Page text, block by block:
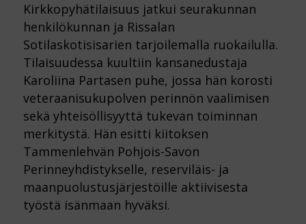
Kirkkopyhätilaisuus jatkui seurakunnan
henkilökunnan ja Rissalan
Sotilaskotisisarien tarjoilemalla ruokailulla.
Tilaisuudessa kuultiin kansanedustaja
Karoliina Partasen puhe, jossa hän korosti
veteraanisukupolven perinnön vaalimisen
sekä yhteisöllisyyttä tukevan toiminnan
merkitystä. Hän esitti kiitoksen
Tammenlehvän Pohjois-Savon
Perinneyhdistykselle, reserviläis- ja
maanpuolustusjärjestöille aktiivisesta
työstä isänmaan hyväksi.